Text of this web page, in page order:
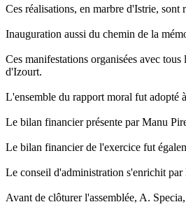
Ces réalisations, en marbre d'Istrie, sont
Inauguration aussi du chemin de la
Ces manifestations organisées avec
d'Izourt.
L'ensemble du rapport moral fut adopté
Le bilan financier présente par Manu
Le bilan financier de l'exercice fut
Le conseil d'administration s'enrichit
Avant de clôturer l'assemblée, A.